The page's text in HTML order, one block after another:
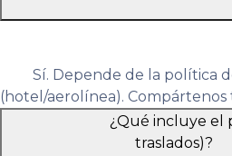
Sí. Depende de la política
(hotel/aerolínea).
te confirmamos opciones,
¿Qué incluye el
traslados)?